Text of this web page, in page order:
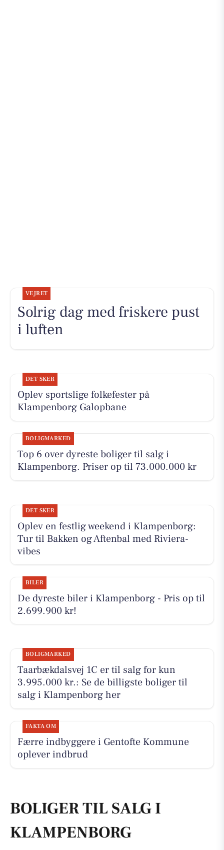
VEJRET
Solrig dag med friskere pust
i luften
DET SKER
Oplev sportslige folkefester på
Klampenborg Galopbane
BOLIGMARKED
Top 6 over dyreste boliger til salg i
Klampenborg. Priser op til 73.000.000 kr
DET SKER
Oplev en festlig weekend i Klampenborg:
Tur til Bakken og Aftenbal med Riviera-
vibes
BILER
De dyreste biler i Klampenborg - Pris op til
2.699.900 kr!
BOLIGMARKED
Taarbækdalsvej 1C er til salg for kun
3.995.000 kr.: Se de billigste boliger til
salg i Klampenborg her
FAKTA OM
Færre indbyggere i Gentofte Kommune
oplever indbrud
BOLIGER TIL SALG I
KLAMPENBORG